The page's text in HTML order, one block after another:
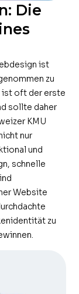
Die
ist
zu
ist oft der erste
sollte daher
KMU
nur
und
schnelle
Website
zu